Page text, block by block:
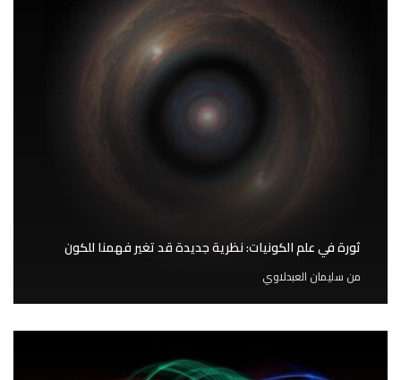
ثورة في علم الكونيات: نظرية جديدة قد تغير فهمنا للكون
من سليمان العبدلاوي